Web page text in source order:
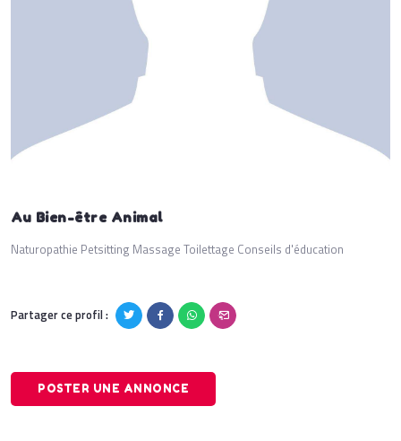
Au Bien-être Animal
Naturopathie Petsitting Massage Toilettage Conseils d'éducation
Partager ce profil :
POSTER UNE ANNONCE